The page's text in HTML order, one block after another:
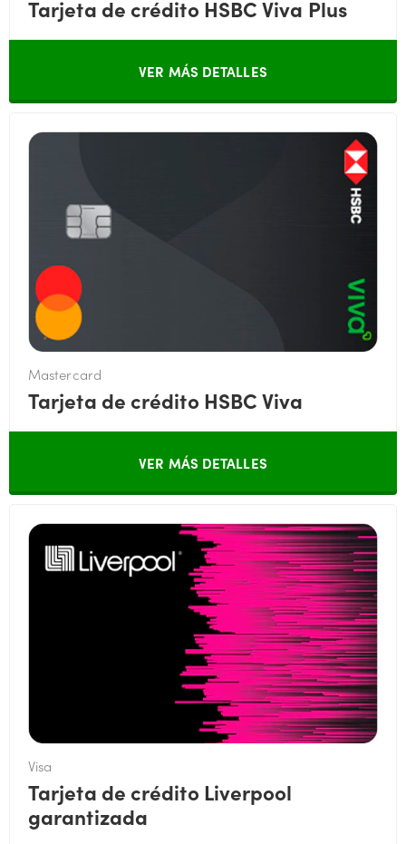
Tarjeta de crédito HSBC Viva Plus
VER MÁS DETALLES
Mastercard
Tarjeta de crédito HSBC Viva
VER MÁS DETALLES
Visa
Tarjeta de crédito Liverpool
garantizada